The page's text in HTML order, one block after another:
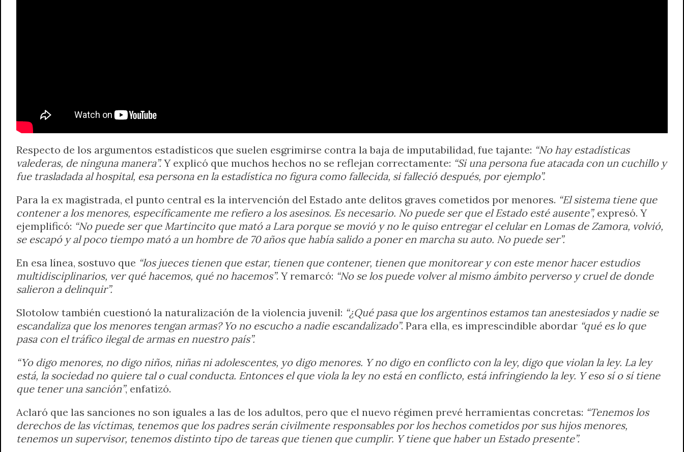
Respecto de los argumentos estadísticos que suelen esgrimirse contra la baja de imputabilidad, fue tajante: “No hay estadísticas
valederas, de ninguna manera”. Y explicó que muchos hechos no se reflejan correctamente: “Si una persona fue atacada con un cuchillo y
fue trasladada al hospital, esa persona en la estadística no figura como fallecida, si falleció después, por ejemplo”.
Para la ex magistrada, el punto central es la intervención del Estado ante delitos graves cometidos por menores. “El sistema tiene que
contener a los menores, específicamente me refiero a los asesinos. Es necesario. No puede ser que el Estado esté ausente”, expresó. Y
ejemplificó: “No puede ser que Martincito que mató a Lara porque se movió y no le quiso entregar el celular en Lomas de Zamora, volvió,
se escapó y al poco tiempo mató a un hombre de 70 años que había salido a poner en marcha su auto. No puede ser”.
En esa línea, sostuvo que “los jueces tienen que estar, tienen que contener, tienen que monitorear y con este menor hacer estudios
multidisciplinarios, ver qué hacemos, qué no hacemos”. Y remarcó: “No se los puede volver al mismo ámbito perverso y cruel de donde
salieron a delinquir”.
Slotolow también cuestionó la naturalización de la violencia juvenil: “¿Qué pasa que los argentinos estamos tan anestesiados y nadie se
escandaliza que los menores tengan armas? Yo no escucho a nadie escandalizado”. Para ella, es imprescindible abordar “qué es lo que
pasa con el tráfico ilegal de armas en nuestro país”.
“Yo digo menores, no digo niños, niñas ni adolescentes, yo digo menores. Y no digo en conflicto con la ley, digo que violan la ley. La ley
está, la sociedad no quiere tal o cual conducta. Entonces el que viola la ley no está en conflicto, está infringiendo la ley. Y eso sí o sí tiene
que tener una sanción”, enfatizó.
Aclaró que las sanciones no son iguales a las de los adultos, pero que el nuevo régimen prevé herramientas concretas: “Tenemos los
derechos de las víctimas, tenemos que los padres serán civilmente responsables por los hechos cometidos por sus hijos menores,
tenemos un supervisor, tenemos distinto tipo de tareas que tienen que cumplir. Y tiene que haber un Estado presente”.